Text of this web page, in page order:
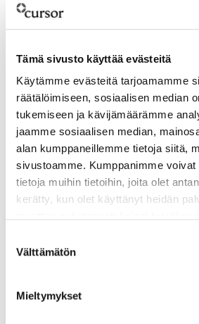
Tämä sivusto käyttää evästeitä
Käytämme evästeitä tarjoamamme
räätälöimiseen, sosiaalisen median
tukemiseen ja kävijämäärämme
jaamme sosiaalisen median,
alan kumppaneillemme tietoja siitä,
sivustoamme. Kumppanimme voivat
tietoja muihin tietoihin, joita olet
kerätty, kun olet käyttänyt heidän
valinta
Välttämätön
Mieltymykset
kasvavat
Kotkan Keltakalliolle toinen
anodimateriaalitehdasta